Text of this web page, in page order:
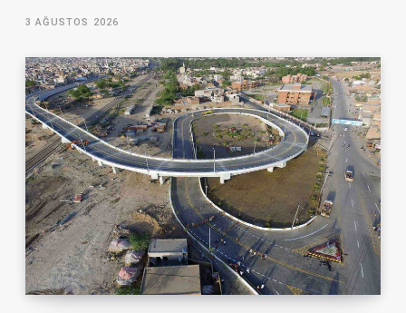
3 AĞUSTOS 2026